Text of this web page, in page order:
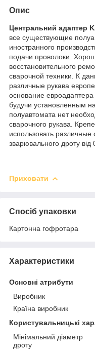
Опис
Центральний адаптер
все существующие
иностранного
подачи проволоки.
восстановительного
сварочной техники. К
различные рукава
основание
будучи установленным
полуавтомата нет
сварочного рукава.
использовать
зварювального дроту
Приховати
Спосіб упаковки
Картонна гофротара
Характеристики
Основні атрибути
Виробник
Країна виробник
Користувальницькі
Мінімальний діаметр
дроту